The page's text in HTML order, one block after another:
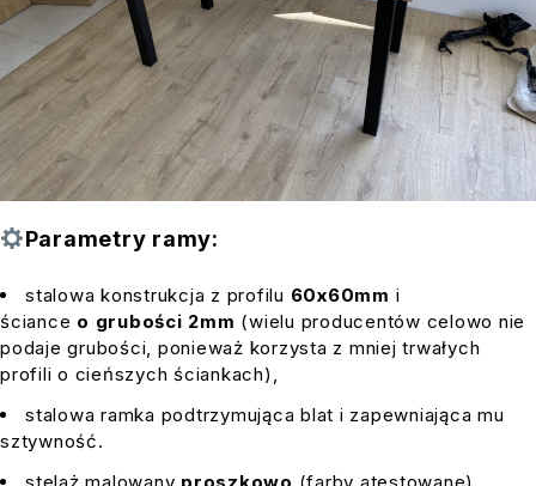
Parametry ramy:
stalowa konstrukcja z profilu 60x60mm i
ściance o grubości 2mm (wielu producentów celowo nie
podaje grubości, ponieważ korzysta z mniej trwałych
profili o cieńszych ściankach),
stalowa ramka podtrzymująca blat i zapewniająca mu
sztywność.